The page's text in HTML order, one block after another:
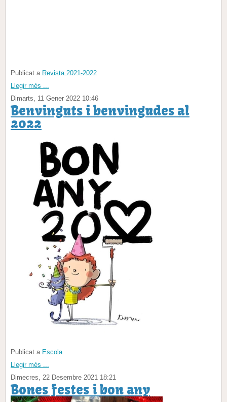
Publicat a Revista 2021-2022
Llegir més ...
Dimarts, 11 Gener 2022 10:46
Benvinguts i benvingudes al
2022
Publicat a Escola
Llegir més ...
Dimecres, 22 Desembre 2021 18:21
Bones festes i bon any